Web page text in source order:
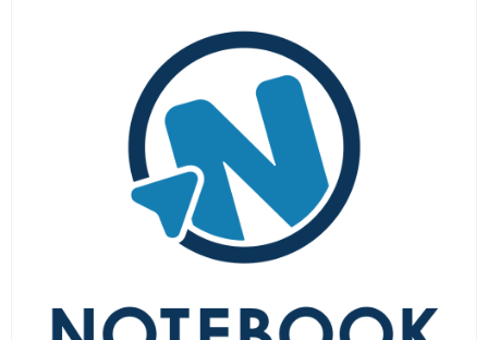
ELFELEJTETT JELSZÓ
LAPTOP SZERVIZ